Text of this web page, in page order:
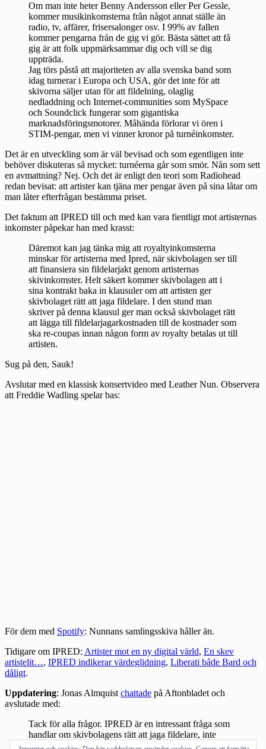
Om man inte heter Benny Andersson eller Per Gessle,
kommer musikinkomsterna från något annat ställe än
radio, tv, affärer, frisersalonger osv. I 99% av fallen
kommer pengarna från de gig vi gör. Bästa sättet att få
gig är att folk uppmärksammar dig och vill se dig
uppträda.
Jag törs påstå att majoriteten av alla svenska band som
idag turnerar i Europa och USA, gör det inte för att
skivorna säljer utan för att fildelning, olaglig
nedladdning och Internet-communities som MySpace
och Soundclick fungerar som gigantiska
marknadsföringsmotorer. Måhända förlorar vi ören i
STIM-pengar, men vi vinner kronor på turnéinkomster.
Det är en utveckling som är väl bevisad och som egentligen inte
behöver diskuteras så mycket: turnéerna går som smör. Nån som sett
en avmattning? Nej. Och det är enligt den teori som Radiohead
redan bevisat: att artister kan tjäna mer pengar även på sina låtar om
man låter efterfrågan bestämma priset.
Det faktum att IPRED till och med kan vara fientligt mot artisternas
inkomster påpekar han med krasst:
Däremot kan jag tänka mig att royaltyinkomsterna
minskar för artisterna med Ipred, när skivbolagen ser till
att finansiera sin fildelarjakt genom artisternas
skivinkomster. Helt säkert kommer skivbolagen att i
sina kontrakt baka in klausuler om att artisten ger
skivbolaget rätt att jaga fildelare. I den stund man
skriver på denna klausul ger man också skivbolaget rätt
att lägga till fildelarjagarkostnaden till de kostnader som
ska re-coupas innan någon form av royalty betalas ut till
artisten.
Sug på den, Sauk!
Avslutar med en klassisk konsertvideo med Leather Nun. Observera
att Freddie Wadling spelar bas:
För dem med Spotify: Nunnans samlingsskiva håller än.
Tidigare om IPRED: Artister mot en ny digital värld, En skev
artistelit…, IPRED indikerar värdeglidning, Liberati både Bard och
dåligt.
Uppdatering: Jonas Almquistchattade på Aftonbladet och
avslutade med:
Tack för alla frågor. IPRED är en intressant fråga som
handlar om skivbolagens rätt att jaga fildelare, inte
upphovsrätt. Kom ihåg det.